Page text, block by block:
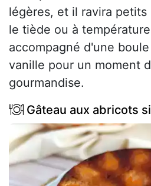
légères, et il ravira
le tiède ou à
accompagné d'une
vanille pour un moment
gourmandise.
Gâteau aux abricots